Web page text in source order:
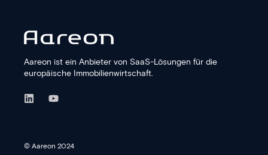
Aareon ist ein Anbieter von SaaS-Lösungen für die
europäische Immobilien­wirtschaft.
© Aareon 2024